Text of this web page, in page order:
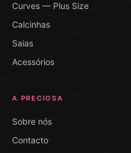
Curves — Plus Size
Calcinhas
Saias
Acessórios
A PRECIOSA
Sobre nós
Contacto